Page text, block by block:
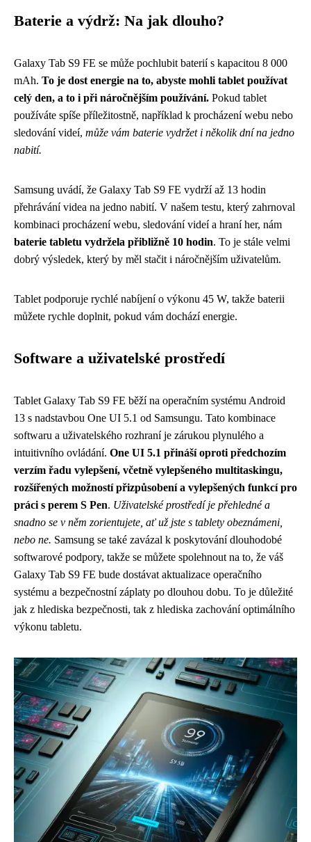
Baterie a výdrž: Na jak dlouho?
Galaxy Tab S9 FE se může pochlubit baterií s kapacitou 8 000
mAh. To je dost energie na to, abyste mohli tablet používat
celý den, a to i při náročnějším používání. Pokud tablet
používáte spíše příležitostně, například k procházení webu nebo
sledování videí, může vám baterie vydržet i několik dní na jedno
nabití.
Samsung uvádí, že Galaxy Tab S9 FE vydrží až 13 hodin
přehrávání videa na jedno nabití. V našem testu, který zahrnoval
kombinaci procházení webu, sledování videí a hraní her, nám
baterie tabletu vydržela přibližně 10 hodin. To je stále velmi
dobrý výsledek, který by měl stačit i náročnějším uživatelům.
Tablet podporuje rychlé nabíjení o výkonu 45 W, takže baterii
můžete rychle doplnit, pokud vám dochází energie.
Software a uživatelské prostředí
Tablet Galaxy Tab S9 FE běží na operačním systému Android
13 s nadstavbou One UI 5.1 od Samsungu. Tato kombinace
softwaru a uživatelského rozhraní je zárukou plynulého a
intuitivního ovládání. One UI 5.1 přináší oproti předchozím
verzím řadu vylepšení, včetně vylepšeného multitaskingu,
rozšířených možností přizpůsobení a vylepšených funkcí pro
práci s perem S Pen. Uživatelské prostředí je přehledné a
snadno se v něm zorientujete, ať už jste s tablety obeznámeni,
nebo ne. Samsung se také zavázal k poskytování dlouhodobé
softwarové podpory, takže se můžete spolehnout na to, že váš
Galaxy Tab S9 FE bude dostávat aktualizace operačního
systému a bezpečnostní záplaty po dlouhou dobu. To je důležité
jak z hlediska bezpečnosti, tak z hlediska zachování optimálního
výkonu tabletu.